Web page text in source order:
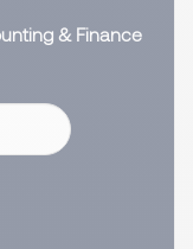
& Finance